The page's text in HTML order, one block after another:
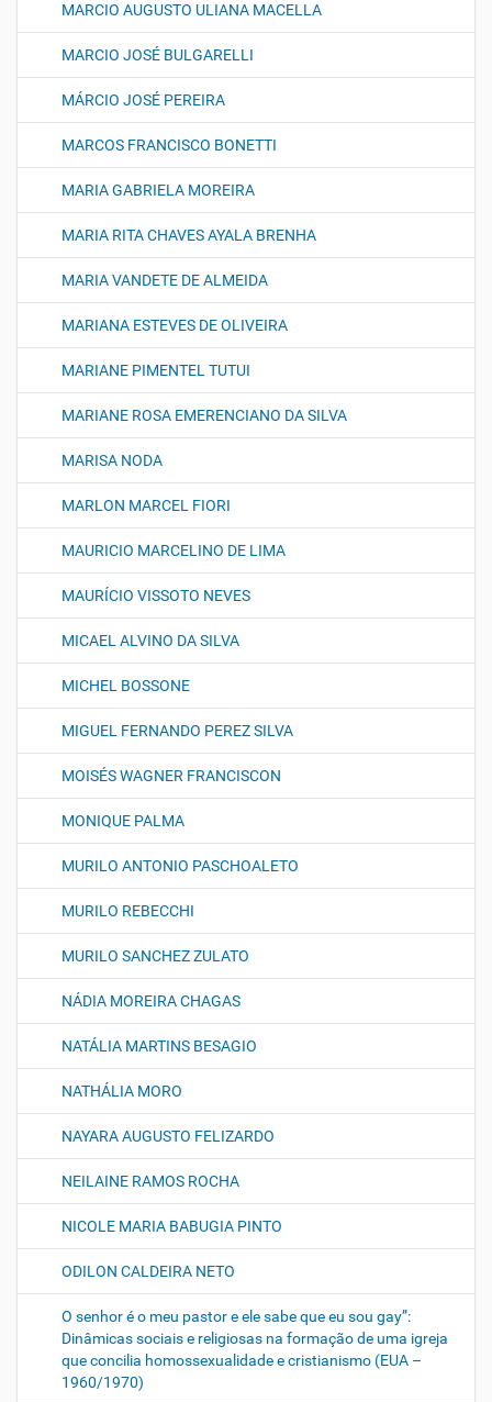
MARCIO AUGUSTO ULIANA MACELLA
MARCIO JOSÉ BULGARELLI
MÁRCIO JOSÉ PEREIRA
MARCOS FRANCISCO BONETTI
MARIA GABRIELA MOREIRA
MARIA RITA CHAVES AYALA BRENHA
MARIA VANDETE DE ALMEIDA
MARIANA ESTEVES DE OLIVEIRA
MARIANE PIMENTEL TUTUI
MARIANE ROSA EMERENCIANO DA SILVA
MARISA NODA
MARLON MARCEL FIORI
MAURICIO MARCELINO DE LIMA
MAURÍCIO VISSOTO NEVES
MICAEL ALVINO DA SILVA
MICHEL BOSSONE
MIGUEL FERNANDO PEREZ SILVA
MOISÉS WAGNER FRANCISCON
MONIQUE PALMA
MURILO ANTONIO PASCHOALETO
MURILO REBECCHI
MURILO SANCHEZ ZULATO
NÁDIA MOREIRA CHAGAS
NATÁLIA MARTINS BESAGIO
NATHÁLIA MORO
NAYARA AUGUSTO FELIZARDO
NEILAINE RAMOS ROCHA
NICOLE MARIA BABUGIA PINTO
ODILON CALDEIRA NETO
O senhor é o meu pastor e ele sabe que eu sou gay”:
Dinâmicas sociais e religiosas na formação de uma igreja
que concilia homossexualidade e cristianismo (EUA –
1960/1970)